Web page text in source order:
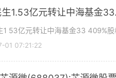
生1.53亿元转让中海基金
1 53亿元转让中海基金33 409%股
01 07:21:22